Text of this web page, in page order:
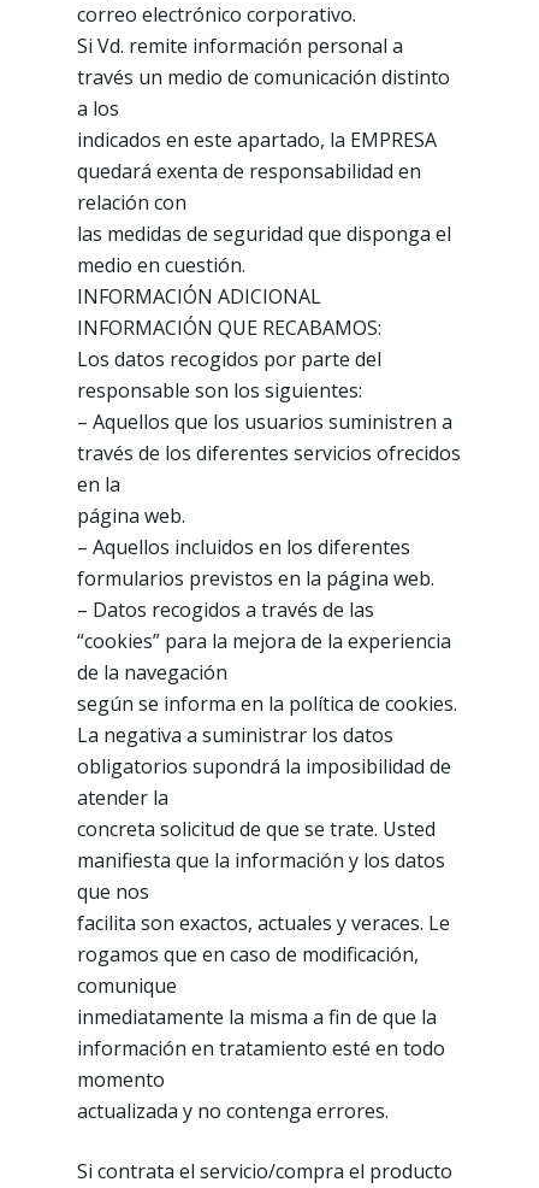
correo electrónico corporativo.
Si Vd. remite información personal a
través un medio de comunicación distinto
a los
indicados en este apartado, la EMPRESA
quedará exenta de responsabilidad en
relación con
las medidas de seguridad que disponga el
medio en cuestión.
INFORMACIÓN ADICIONAL
INFORMACIÓN QUE RECABAMOS:
Los datos recogidos por parte del
responsable son los siguientes:
– Aquellos que los usuarios suministren a
través de los diferentes servicios ofrecidos
en la
página web.
– Aquellos incluidos en los diferentes
formularios previstos en la página web.
– Datos recogidos a través de las
“cookies” para la mejora de la experiencia
de la navegación
según se informa en la política de cookies.
La negativa a suministrar los datos
obligatorios supondrá la imposibilidad de
atender la
concreta solicitud de que se trate. Usted
manifiesta que la información y los datos
que nos
facilita son exactos, actuales y veraces. Le
rogamos que en caso de modificación,
comunique
inmediatamente la misma a fin de que la
información en tratamiento esté en todo
momento
actualizada y no contenga errores.
Si contrata el servicio/compra el producto